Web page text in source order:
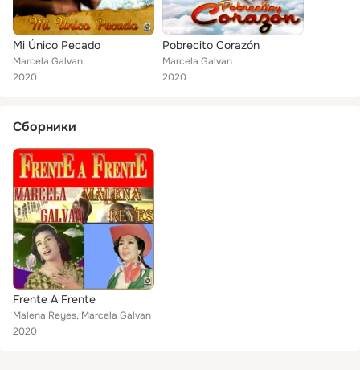
Mi Único Pecado
Marcela Galvan
2020
Pobrecito Corazón
Marcela Galvan
2020
Сборники
Frente A Frente
Malena Reyes, Marcela Galvan
2020